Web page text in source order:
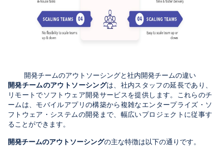
開発チームのアウトソーシングと社内開発チームの違い
開発チームのアウトソーシングは、社内スタッフの延長であり、
リモートでソフトウェア開発サービスを提供します。これらのチ
ームは、モバイルアプリの構築から複雑なエンタープライズ・ソ
フトウェア・システムの開発まで、幅広いプロジェクトに従事す
ることができます。
開発チームのアウトソーシングの主な特徴は以下の通りです。